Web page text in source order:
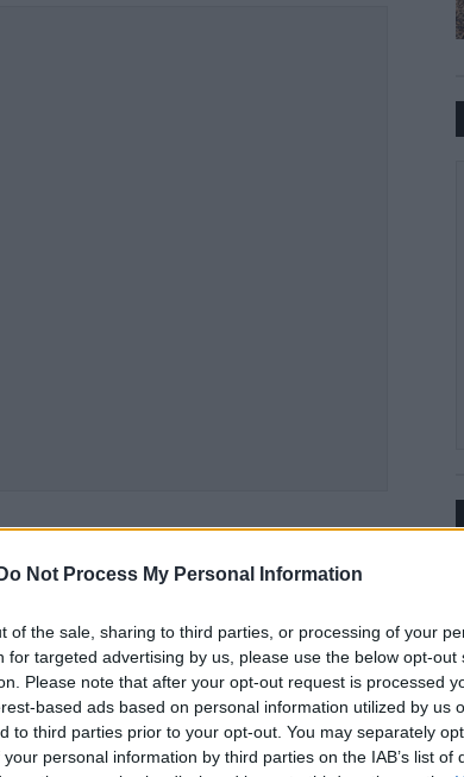
Do Not Process My Personal Information
of the sale, sharing to third parties, or processing of your
for targeted advertising by us, please use the below opt-out
Please note that after your opt-out request is processed
based ads based on personal information utilized by us
to third parties prior to your opt-out. You may separately
personal information by third parties on the IAB’s list of
az
téren a Ferenciek terével együtt
tavaszán az északi szakasz (Újpest-
tér és Kőbánya-Kispest) pedig 2020